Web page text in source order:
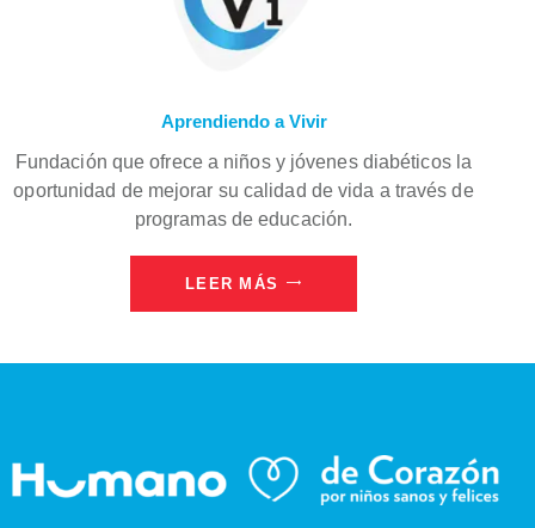
Aprendiendo a Vivir
Fundación que ofrece a niños y jóvenes diabéticos la
oportunidad de mejorar su calidad de vida a través de
programas de educación.
LEER MÁS